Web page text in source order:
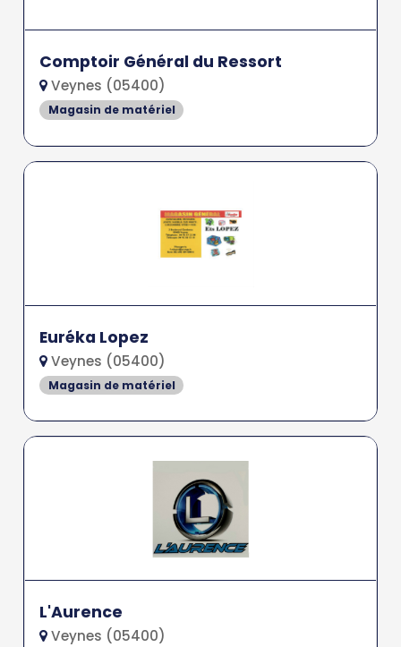
Comptoir Général du Ressort
Veynes (05400)
Magasin de matériel
Euréka Lopez
Veynes (05400)
Magasin de matériel
L'Aurence
Veynes (05400)